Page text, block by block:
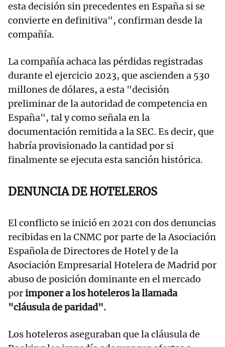
esta decisión sin precedentes en España si se
convierte en definitiva", confirman desde la
compañía.
La compañía achaca las pérdidas registradas
durante el ejercicio 2023, que ascienden a 530
millones de dólares, a esta "decisión
preliminar de la autoridad de competencia en
España", tal y como señala en la
documentación remitida a la SEC. Es decir, que
habría provisionado la cantidad por si
finalmente se ejecuta esta sanción histórica.
DENUNCIA DE HOTELEROS
El conflicto se inició en 2021 con dos denuncias
recibidas en la CNMC por parte de la Asociación
Española de Directores de Hotel y de la
Asociación Empresarial Hotelera de Madrid por
abuso de posición dominante en el mercado
porimponer a los hoteleros la llamada
"cláusula de paridad".
Los hoteleros aseguraban que la cláusula de